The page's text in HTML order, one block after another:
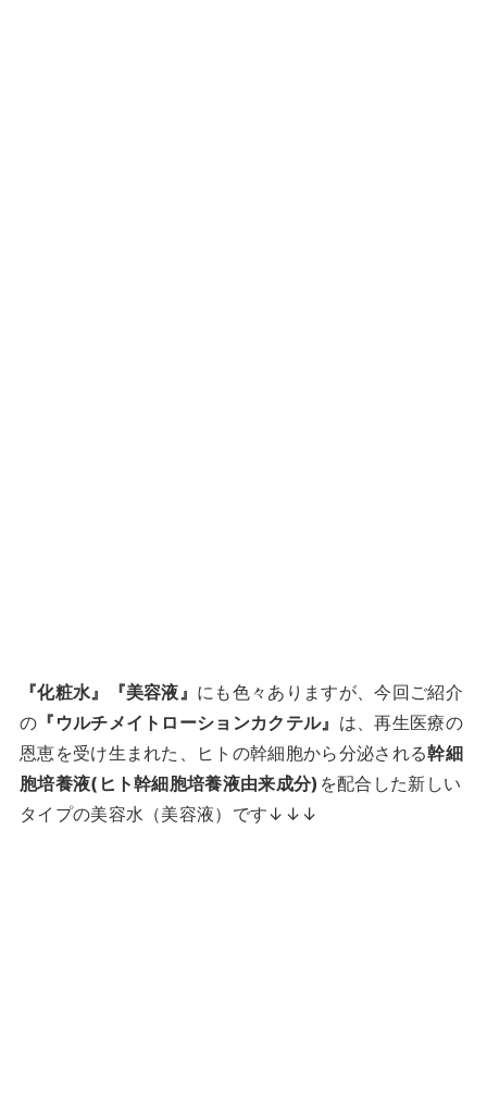
『化粧水』『美容液』 にも色々ありますが、今回ご紹介
の 『ウルチメイトローションカクテル』 は、再生医療の
恩恵を受け生まれた、ヒトの幹細胞から分泌される幹細
胞培養液(ヒト幹細胞培養液由来成分) を配合した新しい
タイプの美容水（美容液）です↓↓↓